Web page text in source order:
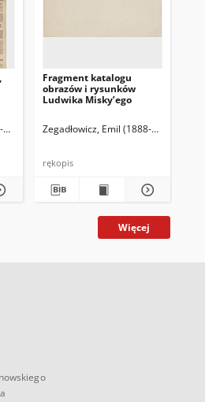
Reischer Leopold (red. naczelny)
Fragment katalogu
obrazów i rysunków
Ludwika Misky’ego
Zegadłowicz, Emil (1888-1941)
rękopis
Więcej